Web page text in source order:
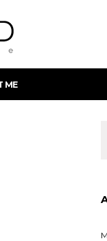
ME